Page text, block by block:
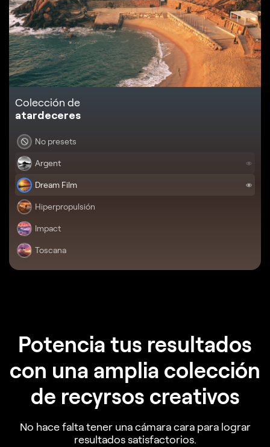
Colección de
atardeceres
No presets
Argent
Dream Film
Hiperpropulsión
Impact
Toscana
Potencia tus resultados
con una amplia colección
de recyrsos creativos
No hace falta tener una cámara cara para lograr
resultados satisfactorios.